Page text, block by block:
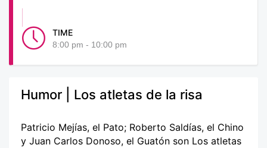
TIME
8:00 pm - 10:00 pm
Humor | Los atletas de la risa
Patricio Mejías, el Pato; Roberto Saldías, el Chino
y Juan Carlos Donoso, el Guatón son Los atletas